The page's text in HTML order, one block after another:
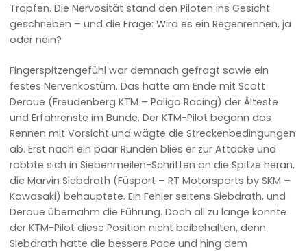
Tropfen. Die Nervosität stand den Piloten ins Gesicht
geschrieben – und die Frage: Wird es ein Regenrennen, ja
oder nein?
Fingerspitzengefühl war demnach gefragt sowie ein
festes Nervenkostüm. Das hatte am Ende mit Scott
Deroue (Freudenberg KTM – Paligo Racing) der Älteste
und Erfahrenste im Bunde. Der KTM-Pilot begann das
Rennen mit Vorsicht und wägte die Streckenbedingungen
ab. Erst nach ein paar Runden blies er zur Attacke und
robbte sich in Siebenmeilen-Schritten an die Spitze heran,
die Marvin Siebdrath (Füsport – RT Motorsports by SKM –
Kawasaki) behauptete. Ein Fehler seitens Siebdrath, und
Deroue übernahm die Führung. Doch all zu lange konnte
der KTM-Pilot diese Position nicht beibehalten, denn
Siebdrath hatte die bessere Pace und hing dem